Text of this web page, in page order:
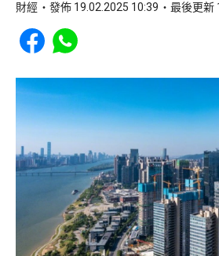
財經 發佈 19.02.2025 10:39 最後更新
Share to Facebook
Share to WhatsApp